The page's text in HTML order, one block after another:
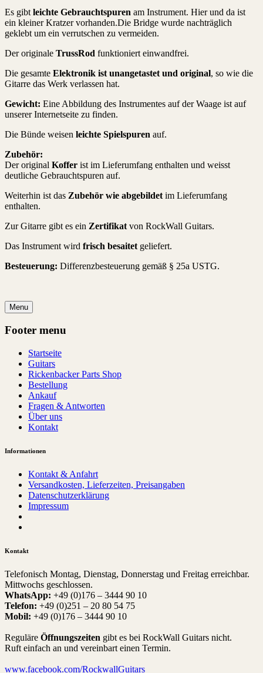
Es gibt leichte Gebrauchtspuren am Instrument. Hier und da ist
ein kleiner Kratzer vorhanden.Die Bridge wurde nachträglich
geklebt um ein verrutschen zu vermeiden.
Der originale TrussRod funktioniert einwandfrei.
Die gesamte Elektronik ist unangetastet und original, so wie die
Gitarre das Werk verlassen hat.
Gewicht: Eine Abbildung des Instrumentes auf der Waage ist auf
unserer Internetseite zu finden.
Die Bünde weisen leichte Spielspuren auf.
Zubehör:
Der original Koffer ist im Lieferumfang enthalten und weisst
deutliche Gebrauchtspuren auf.
Weiterhin ist das Zubehör wie abgebildet im Lieferumfang
enthalten.
Zur Gitarre gibt es ein Zertifikat von RockWall Guitars.
Das Instrument wird frisch besaitet geliefert.
Besteuerung: Differenzbesteuerung gemäß § 25a USTG.
Menu
Footer menu
Startseite
Guitars
Rickenbacker Parts Shop
Bestellung
Ankauf
Fragen & Antworten
Über uns
Kontakt
Informationen
Kontakt & Anfahrt
Versandkosten, Lieferzeiten, Preisangaben
Datenschutzerklärung
Impressum
Kontakt
Telefonisch Montag, Dienstag, Donnerstag und Freitag erreichbar.
Mittwochs geschlossen.
WhatsApp: +49 (0)176 – 3444 90 10
Telefon: +49 (0)251 – 20 80 54 75
Mobil: +49 (0)176 – 3444 90 10
Reguläre Öffnungszeiten gibt es bei RockWall Guitars nicht.
Ruft einfach an und vereinbart einen Termin.
www.facebook.com/RockwallGuitars